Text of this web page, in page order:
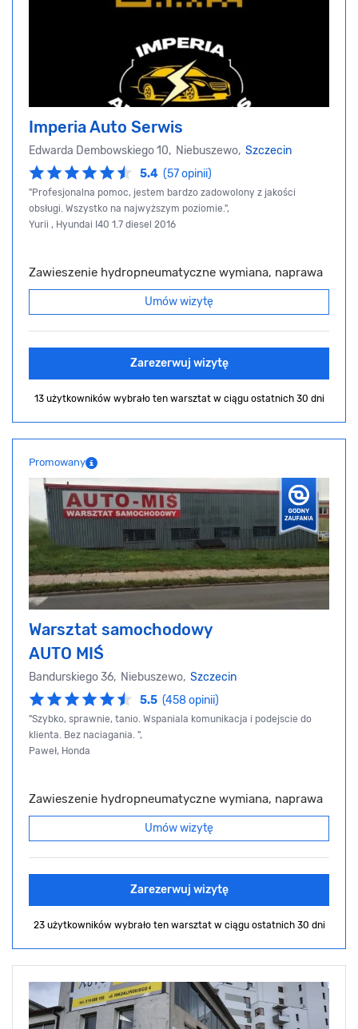
Imperia Auto Serwis
Edwarda Dembowskiego 10, Niebuszewo, Szczecin
5.4 (57 opinii)
"Profesjonalna pomoc, jestem bardzo zadowolony z jakości
obsługi. Wszystko na najwyższym poziomie.",
Yurii , Hyundai I40 1.7 diesel 2016
Zawieszenie hydropneumatyczne wymiana, naprawa
Umów wizytę
Zarezerwuj wizytę
13 użytkowników wybrało ten warsztat w ciągu ostatnich 30 dni
Promowany
Warsztat samochodowy
AUTO MIŚ
Bandurskiego 36, Niebuszewo, Szczecin
5.5 (458 opinii)
"Szybko, sprawnie, tanio. Wspaniala komunikacja i podejscie do
klienta. Bez naciagania. ",
Paweł, Honda
Zawieszenie hydropneumatyczne wymiana, naprawa
Umów wizytę
Zarezerwuj wizytę
23 użytkowników wybrało ten warsztat w ciągu ostatnich 30 dni